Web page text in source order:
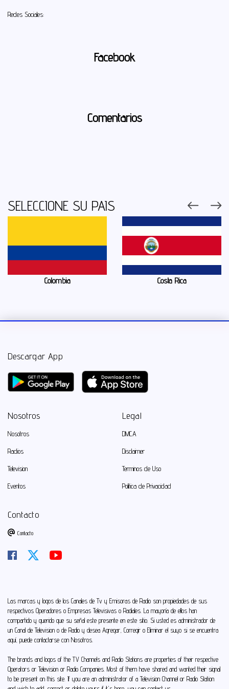
Redes Sociales:
Facebook
Comentarios
SELECCIONE SU PAIS
Colombia Costa Rica
Descargar App
Nosotros
Nosotros
Radios
Television
Eventos
Legal
DMCA
Disclaimer
Terminos de Uso
Politica de Privacidad
Contacto
Contacto
Las marcas y logos de los Canales de Tv y Emisoras de Radio son propiedades de sus
respectivos Operadores o Empresas Televisivas o Radiales. La mayoría de ellos han
compartido y querido que su señal este presente en este sitio. Si usted es administrador de
un Canal de Television o de Radio y desea Agregar, Corregir o Eliminar el suyo si se encuentra
aquí, puede contactarse con Nosotros
The brands and logos of the TV Channels and Radio Stations are properties of their respective
Operators or Television or Radio Companies. Most of them have shared and wanted their signal
to be present on this site. If you are an administrator of a Television Channel or Radio Station